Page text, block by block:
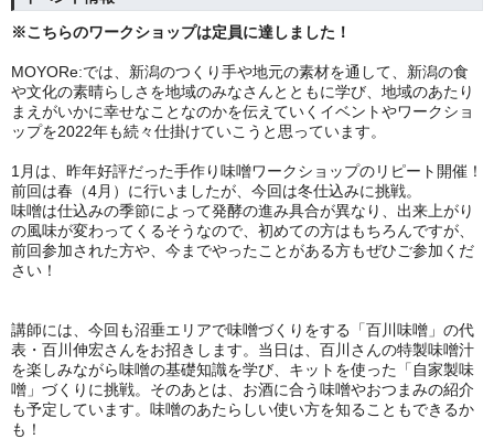
※こちらのワークショップは定員に達しました！
MOYORe:では、新潟のつくり手や地元の素材を通して、新潟の食
や文化の素晴らしさを地域のみなさんとともに学び、地域のあたり
まえがいかに幸せなことなのかを伝えていくイベントやワークショ
ップを2022年も続々仕掛けていこうと思っています。
1月は、昨年好評だった手作り味噌ワークショップのリピート開催！
前回は春（4月）に行いましたが、今回は冬仕込みに挑戦。
味噌は仕込みの季節によって発酵の進み具合が異なり、出来上がり
の風味が変わってくるそうなので、初めての方はもちろんですが、
前回参加された方や、今までやったことがある方もぜひご参加くだ
さい！
講師には、今回も沼垂エリアで味噌づくりをする「百川味噌」の代
表・百川伸宏さんをお招きします。当日は、百川さんの特製味噌汁
を楽しみながら味噌の基礎知識を学び、キットを使った「自家製味
噌」づくりに挑戦。そのあとは、お酒に合う味噌やおつまみの紹介
も予定しています。味噌のあたらしい使い方を知ることもできるか
も！